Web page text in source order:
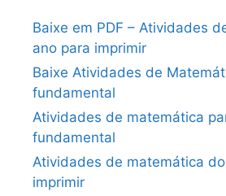
Baixe em PDF – Atividades
ano para imprimir
Baixe Atividades de
fundamental
Atividades de matemática
fundamental
Atividades de matemática do
imprimir